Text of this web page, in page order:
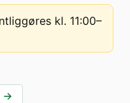
kl. 11:00–
→